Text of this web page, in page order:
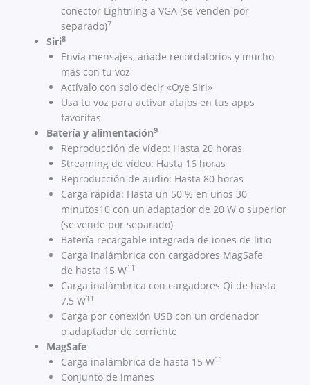
conector Lightning a VGA (se venden por
separado)7
Siri8
Envía mensajes, añade recordatorios y mucho
más con tu voz
Actívalo con solo decir «Oye Siri»
Usa tu voz para activar atajos en tus apps
favoritas
Batería y alimentación9
Reproducción de vídeo: Hasta 20 horas
Streaming de vídeo: Hasta 16 horas
Reproducción de audio: Hasta 80 horas
Carga rápida: Hasta un 50 % en unos 30
minutos10 con un adaptador de 20 W o superior
(se vende por separado)
Batería recargable integrada de iones de litio
Carga inalámbrica con cargadores MagSafe
de hasta 15 W11
Carga inalámbrica con cargadores Qi de hasta
7,5 W11
Carga por conexión USB con un ordenador
o adaptador de corriente
MagSafe
Carga inalámbrica de hasta 15 W11
Conjunto de imanes